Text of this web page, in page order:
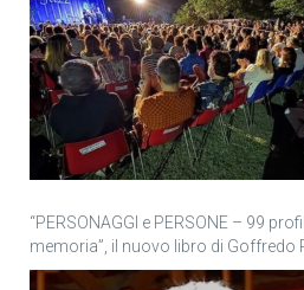
“PERSONAGGI e PERSONE – 99
memoria”, il nuovo libro di Goffredo